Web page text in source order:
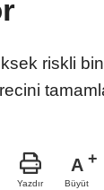
riskli
Yazdır
A
Büyüt